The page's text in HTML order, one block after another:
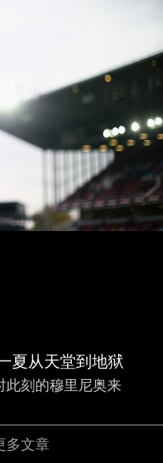
夏从天堂到地狱
此刻的穆里尼奥来
多文章